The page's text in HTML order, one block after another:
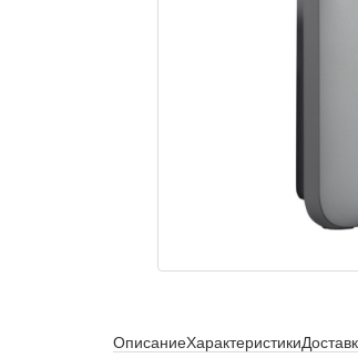
ОписаниеХарактеристики